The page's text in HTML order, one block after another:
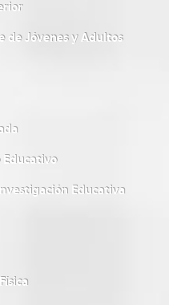
de Jóvenes y Adultos
Educativo
Educativa